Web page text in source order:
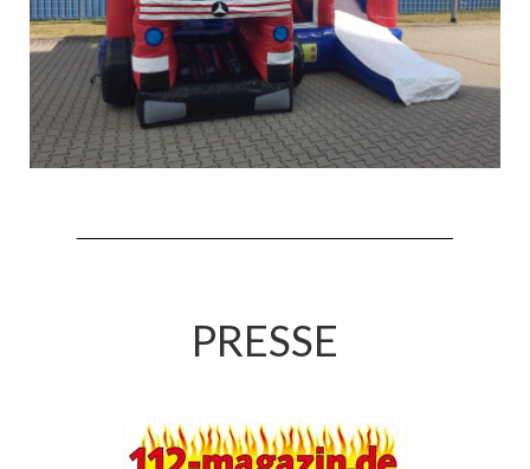
Christkindwiegen 2016
Jahreskonzert 2017
Oktoberfestkonzert 2018
Jahreskonzert 2019
Tagesfahrt 2017
Stützpunkt
PRESSE